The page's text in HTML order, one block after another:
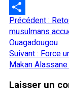
LinkedIn
Partager
Navigation
d’article
Précédent :
musulmans
Ouagadougou
Suivant : Force
Makan
Laisser un